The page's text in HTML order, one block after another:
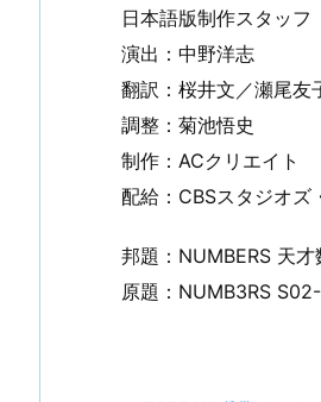
日本語版制作スタッフ
演出：中野洋志
翻訳：桜井文／瀬尾友
調整：菊池悟史
制作：ACクリエイト
配給：CBSスタジオズ
邦題：NUMBERS 天
原題：NUMB3RS